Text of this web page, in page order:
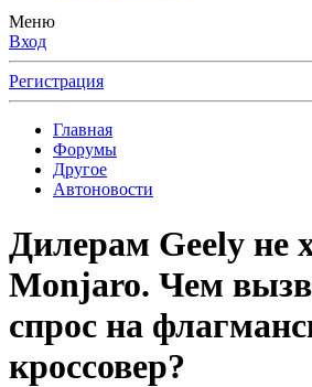
Меню
Вход
Регистрация
Главная
Форумы
Другое
Автоновости
Дилерам Geely не
Monjaro. Чем
спрос на
кроссовер?